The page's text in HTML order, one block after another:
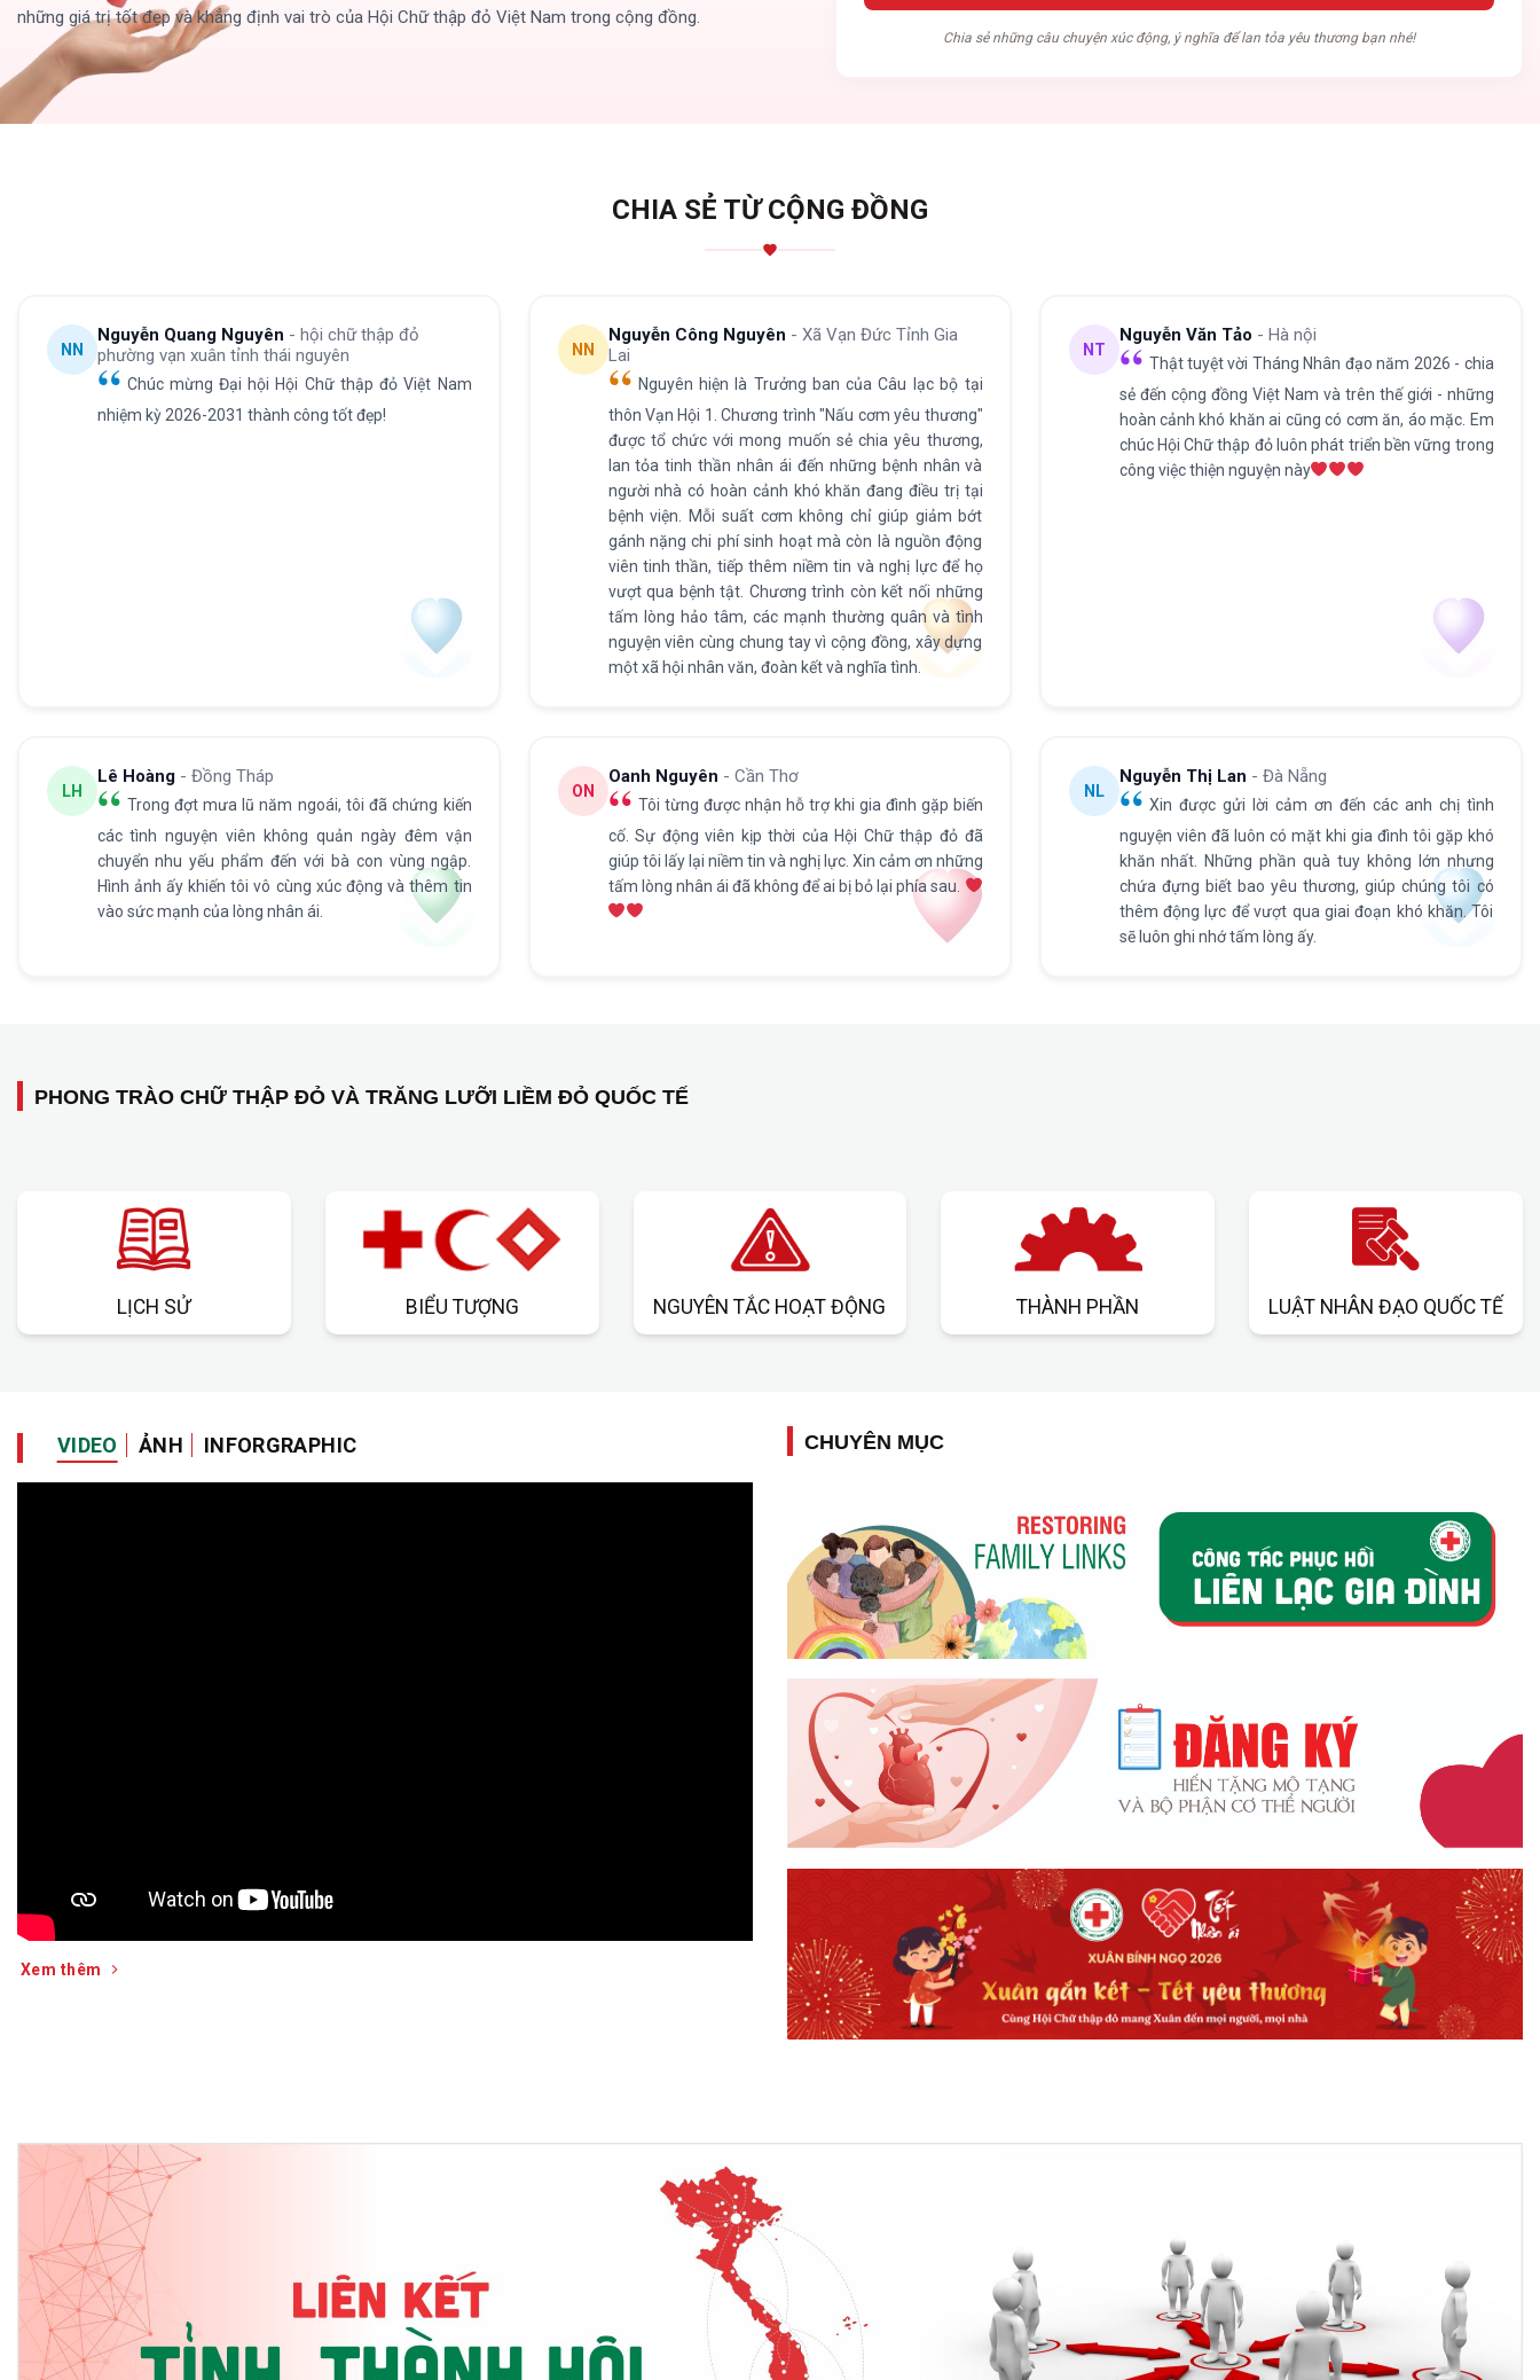
những giá trị tốt đẹp và khẳng định vai trò của Hội Chữ thập đỏ Việt Nam trong cộng đồng.
Chia sẻ những câu chuyện xúc động, ý nghĩa để lan tỏa yêu thương bạn nhé!
CHIA SẺ TỪ CỘNG ĐỒNG
NN
Nguyễn Quang Nguyên - hội chữ thập đỏ
phường vạn xuân tỉnh thái nguyên
Chúc mừng Đại hội Hội Chữ thập đỏ Việt Nam
nhiệm kỳ 2026-2031 thành công tốt đẹp!
NN
Nguyễn Công Nguyên - Xã Vạn Đức Tỉnh Gia
Lai
Nguyên hiện là Trưởng ban của Câu lạc bộ tại
thôn Vạn Hội 1. Chương trình "Nấu cơm yêu thương"
được tổ chức với mong muốn sẻ chia yêu thương,
lan tỏa tinh thần nhân ái đến những bệnh nhân và
người nhà có hoàn cảnh khó khăn đang điều trị tại
bệnh viện. Mỗi suất cơm không chỉ giúp giảm bớt
gánh nặng chi phí sinh hoạt mà còn là nguồn động
viên tinh thần, tiếp thêm niềm tin và nghị lực để họ
vượt qua bệnh tật. Chương trình còn kết nối những
tấm lòng hảo tâm, các mạnh thường quân và tình
nguyện viên cùng chung tay vì cộng đồng, xây dựng
một xã hội nhân văn, đoàn kết và nghĩa tình.
NT
Nguyễn Văn Tảo - Hà nội
Thật tuyệt vời Tháng Nhân đạo năm 2026 - chia
sẻ đến cộng đồng Việt Nam và trên thế giới - những
hoàn cảnh khó khăn ai cũng có cơm ăn, áo mặc. Em
chúc Hội Chữ thập đỏ luôn phát triển bền vững trong
công việc thiện nguyện này
LH
Lê Hoàng - Đồng Tháp
Trong đợt mưa lũ năm ngoái, tôi đã chứng kiến
các tình nguyện viên không quản ngày đêm vận
chuyển nhu yếu phẩm đến với bà con vùng ngập.
Hình ảnh ấy khiến tôi vô cùng xúc động và thêm tin
vào sức mạnh của lòng nhân ái.
ON
Oanh Nguyên - Cần Thơ
Tôi từng được nhận hỗ trợ khi gia đình gặp biến
cố. Sự động viên kịp thời của Hội Chữ thập đỏ đã
giúp tôi lấy lại niềm tin và nghị lực. Xin cảm ơn những
tấm lòng nhân ái đã không để ai bị bỏ lại phía sau.
NL
Nguyễn Thị Lan - Đà Nẵng
Xin được gửi lời cảm ơn đến các anh chị tình
nguyện viên đã luôn có mặt khi gia đình tôi gặp khó
khăn nhất. Những phần quà tuy không lớn nhưng
chứa đựng biết bao yêu thương, giúp chúng tôi có
thêm động lực để vượt qua giai đoạn khó khăn. Tôi
sẽ luôn ghi nhớ tấm lòng ấy.
PHONG TRÀO CHỮ THẬP ĐỎ VÀ TRĂNG LƯỠI LIỀM ĐỎ QUỐC TẾ
LỊCH SỬ BIỂU TƯỢNG NGUYÊN TẮC HOẠT ĐỘNG THÀNH PHẦN LUẬT NHÂN ĐẠO QUỐC TẾ
VIDEO ẢNH INFORGRAPHIC
Xem thêm
CHUYÊN MỤC